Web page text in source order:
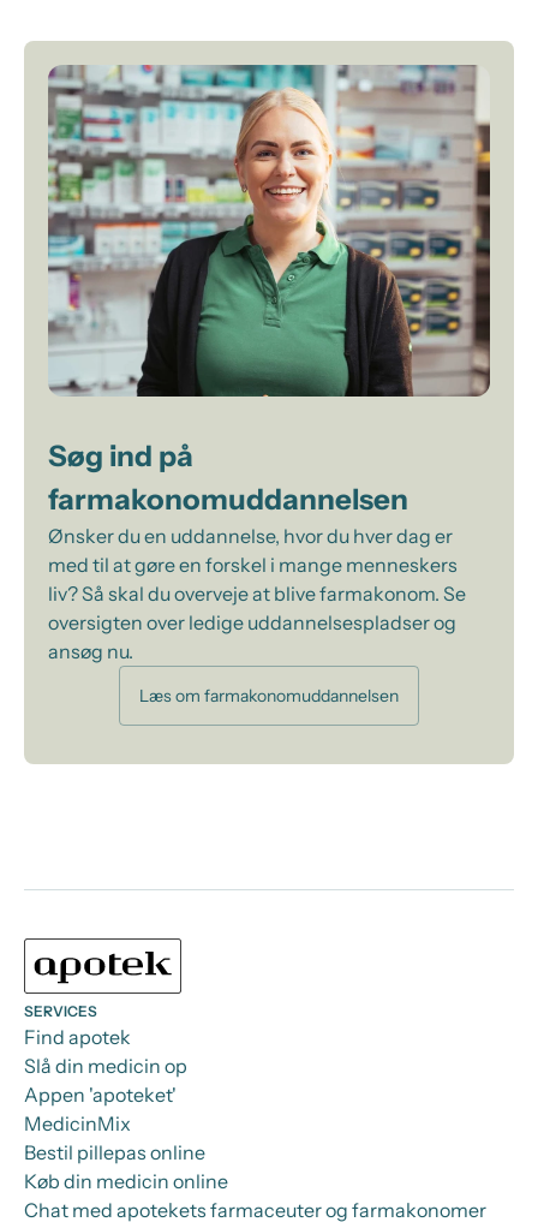
Søg ind på
farmakonomuddannelsen
Ønsker du en uddannelse, hvor du hver dag er
med til at gøre en forskel i mange menneskers
liv? Så skal du overveje at blive farmakonom. Se
oversigten over ledige uddannelsespladser og
ansøg nu.
Læs om farmakonomuddannelsen
SERVICES
Find apotek
Slå din medicin op
Appen 'apoteket'
MedicinMix
Bestil pillepas online
Køb din medicin online
Chat med apotekets farmaceuter og farmakonomer